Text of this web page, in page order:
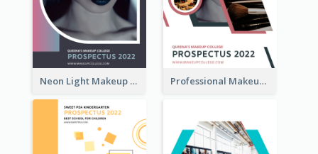
Neon Light Makeup School Prospectus Professional Makeup School Prospectus